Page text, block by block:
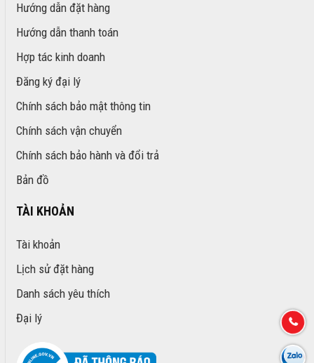
Hướng dẫn đặt hàng
Hướng dẫn thanh toán
Hợp tác kinh doanh
Đăng ký đại lý
Chính sách bảo mật thông tin
Chính sách vận chuyển
Chính sách bảo hành và đổi trả
Bản đồ
TÀI KHOẢN
Tài khoản
Lịch sử đặt hàng
Danh sách yêu thích
Đại lý